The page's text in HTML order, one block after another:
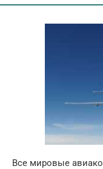
Все мировые